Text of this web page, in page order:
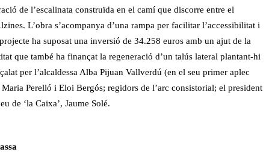
de l’escalinata construïda en el camí que discorre entre el
L’obra s’acompanya d’una rampa per facilitar l’accessibilitat i
ha suposat una inversió de 34.258 euros amb un ajut de la
que també ha finançat la regeneració d’un talús lateral plantant-hi
per l’alcaldessa Alba Pijuan Vallverdú (en el seu primer aplec
Perelló i Eloi Bergós; regidors de l’arc consistorial; el president
de ‘la Caixa’, Jaume Solé.